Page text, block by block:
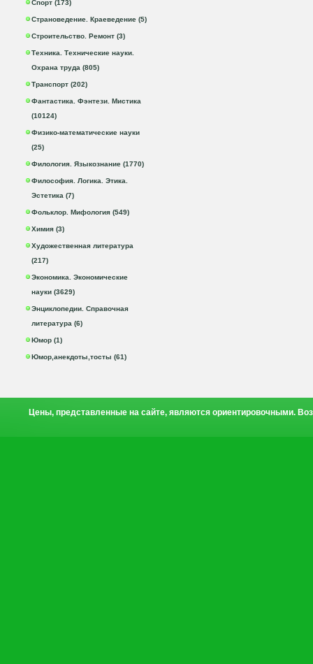
Спорт (173)
Страноведение. Краеведение (5)
Строительство. Ремонт (3)
Техника. Технические науки.
Охрана труда (805)
Транспорт (202)
Фантастика. Фэнтези. Мистика
(10124)
Физико-математические науки
(25)
Филология. Языкознание (1770)
Философия. Логика. Этика.
Эстетика (7)
Фольклор. Мифология (549)
Химия (3)
Художественная литература
(217)
Экономика. Экономические
науки (3629)
Энциклопедии. Справочная
литература (6)
Юмор (1)
Юмор,анекдоты,тосты (61)
Цены, представленные на сайте, являются ориентировочными.